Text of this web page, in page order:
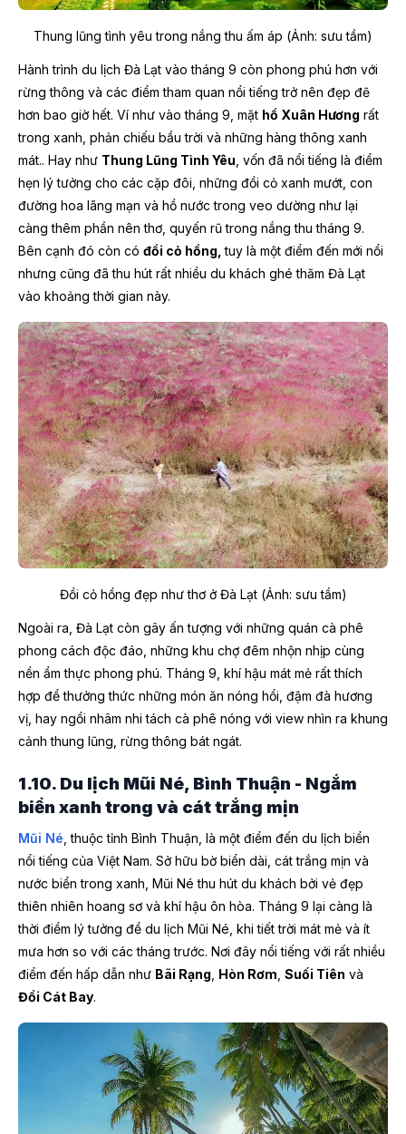
Thung lũng tình yêu trong nắng thu ấm áp (Ảnh: sưu tầm)
Hành trình du lịch Đà Lạt vào tháng 9 còn phong phú hơn với
rừng thông và các điểm tham quan nổi tiếng trở nên đẹp đẽ
hơn bao giờ hết. Ví như vào tháng 9, mặt hồ Xuân Hương rất
trong xanh, phản chiếu bầu trời và những hàng thông xanh
mát.. Hay như Thung Lũng Tình Yêu , vốn đã nổi tiếng là điểm
hẹn lý tưởng cho các cặp đôi, những đồi cỏ xanh mướt, con
đường hoa lãng mạn và hồ nước trong veo dường như lại
càng thêm phần nên thơ, quyến rũ trong nắng thu tháng 9.
Bên cạnh đó còn có đồi cỏ hồng,tuy là một điểm đến mới nổi
nhưng cũng đã thu hút rất nhiều du khách ghé thăm Đà Lạt
vào khoảng thời gian này.
Đồi cỏ hồng đẹp như thơ ở Đà Lạt (Ảnh: sưu tầm)
Ngoài ra, Đà Lạt còn gây ấn tượng với những quán cà phê
phong cách độc đáo, những khu chợ đêm nhộn nhịp cùng
nền ẩm thực phong phú. Tháng 9, khí hậu mát mẻ rất thích
hợp để thưởng thức những món ăn nóng hổi, đậm đà hương
vị, hay ngồi nhâm nhi tách cà phê nóng với view nhìn ra khung
cảnh thung lũng, rừng thông bát ngát.
1.10. Du lịch Mũi Né, Bình Thuận - Ngắm
biển xanh trong và cát trắng mịn
Mũi Né , thuộc tỉnh Bình Thuận, là một điểm đến du lịch biển
nổi tiếng của Việt Nam. Sở hữu bờ biển dài, cát trắng mịn và
nước biển trong xanh, Mũi Né thu hút du khách bởi vẻ đẹp
thiên nhiên hoang sơ và khí hậu ôn hòa. Tháng 9 lại càng là
thời điểm lý tưởng để du lịch Mũi Né, khi tiết trời mát mẻ và ít
mưa hơn so với các tháng trước. Nơi đây nổi tiếng với rất nhiều
điểm đến hấp dẫn như Bãi Rạng Hòn Rơm Suối Tiên và
Đồi Cát Bay.